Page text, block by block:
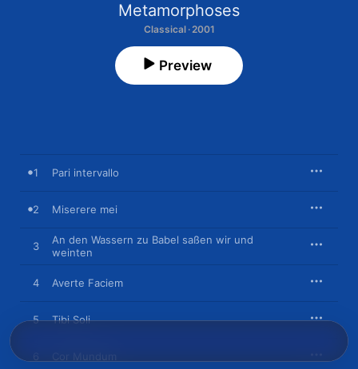
Metamorphoses
Classical · 2001
Preview
1 Pari intervallo
2 Miserere mei
3
An den Wassern zu Babel saßen wir und
weinten
4 Averte Faciem
5 Tibi Soli
6 Cor Mundum